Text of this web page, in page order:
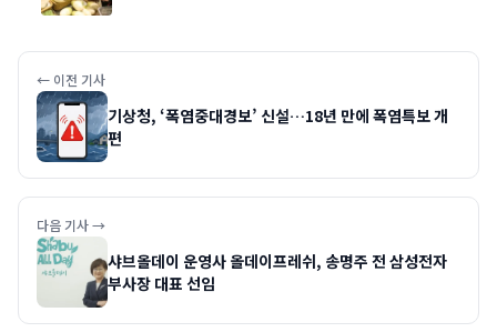
← 이전 기사
기상청, ‘폭염중대경보’ 신설…18년 만에 폭염특보 개
편
다음 기사 →
샤브올데이 운영사 올데이프레쉬, 송명주 전 삼성전자
부사장 대표 선임